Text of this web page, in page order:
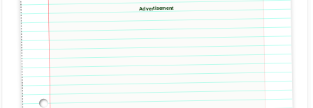
Advertisement